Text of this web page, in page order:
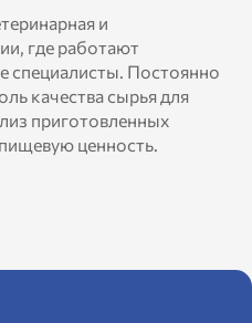
и
где работают
специалисты. Постоянно
качества сырья для
приготовленных
ценность.